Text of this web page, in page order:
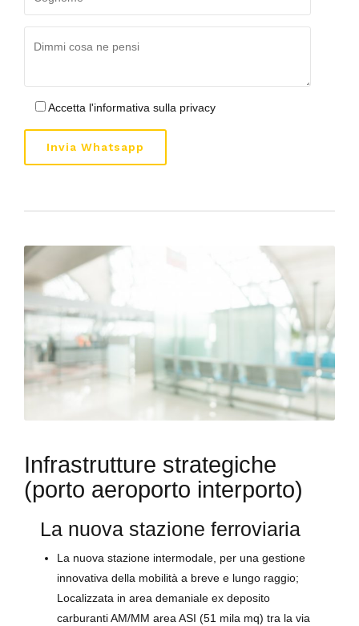
Accetta l'informativa sulla privacy
Infrastrutture strategiche
(porto aeroporto interporto)
La nuova stazione ferroviaria
La nuova stazione intermodale, per una gestione
innovativa della mobilità a breve e lungo raggio;
Localizzata in area demaniale ex deposito
carburanti AM/MM area ASI (51 mila mq) tra la via